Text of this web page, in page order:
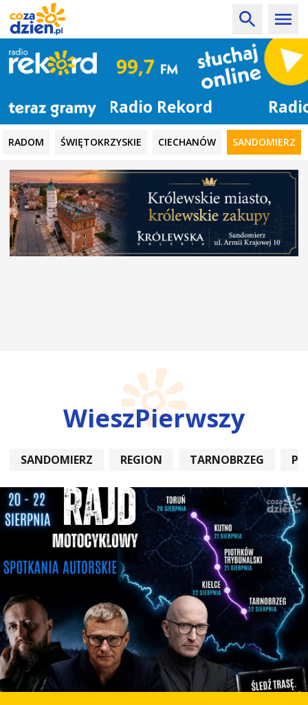
Radio Rekord
RADOM ŚWIĘTOKRZYSKIE CIECHANÓW SANDOMIERZ
WieszPierwszy
SANDOMIERZ REGION TARNOBRZEG